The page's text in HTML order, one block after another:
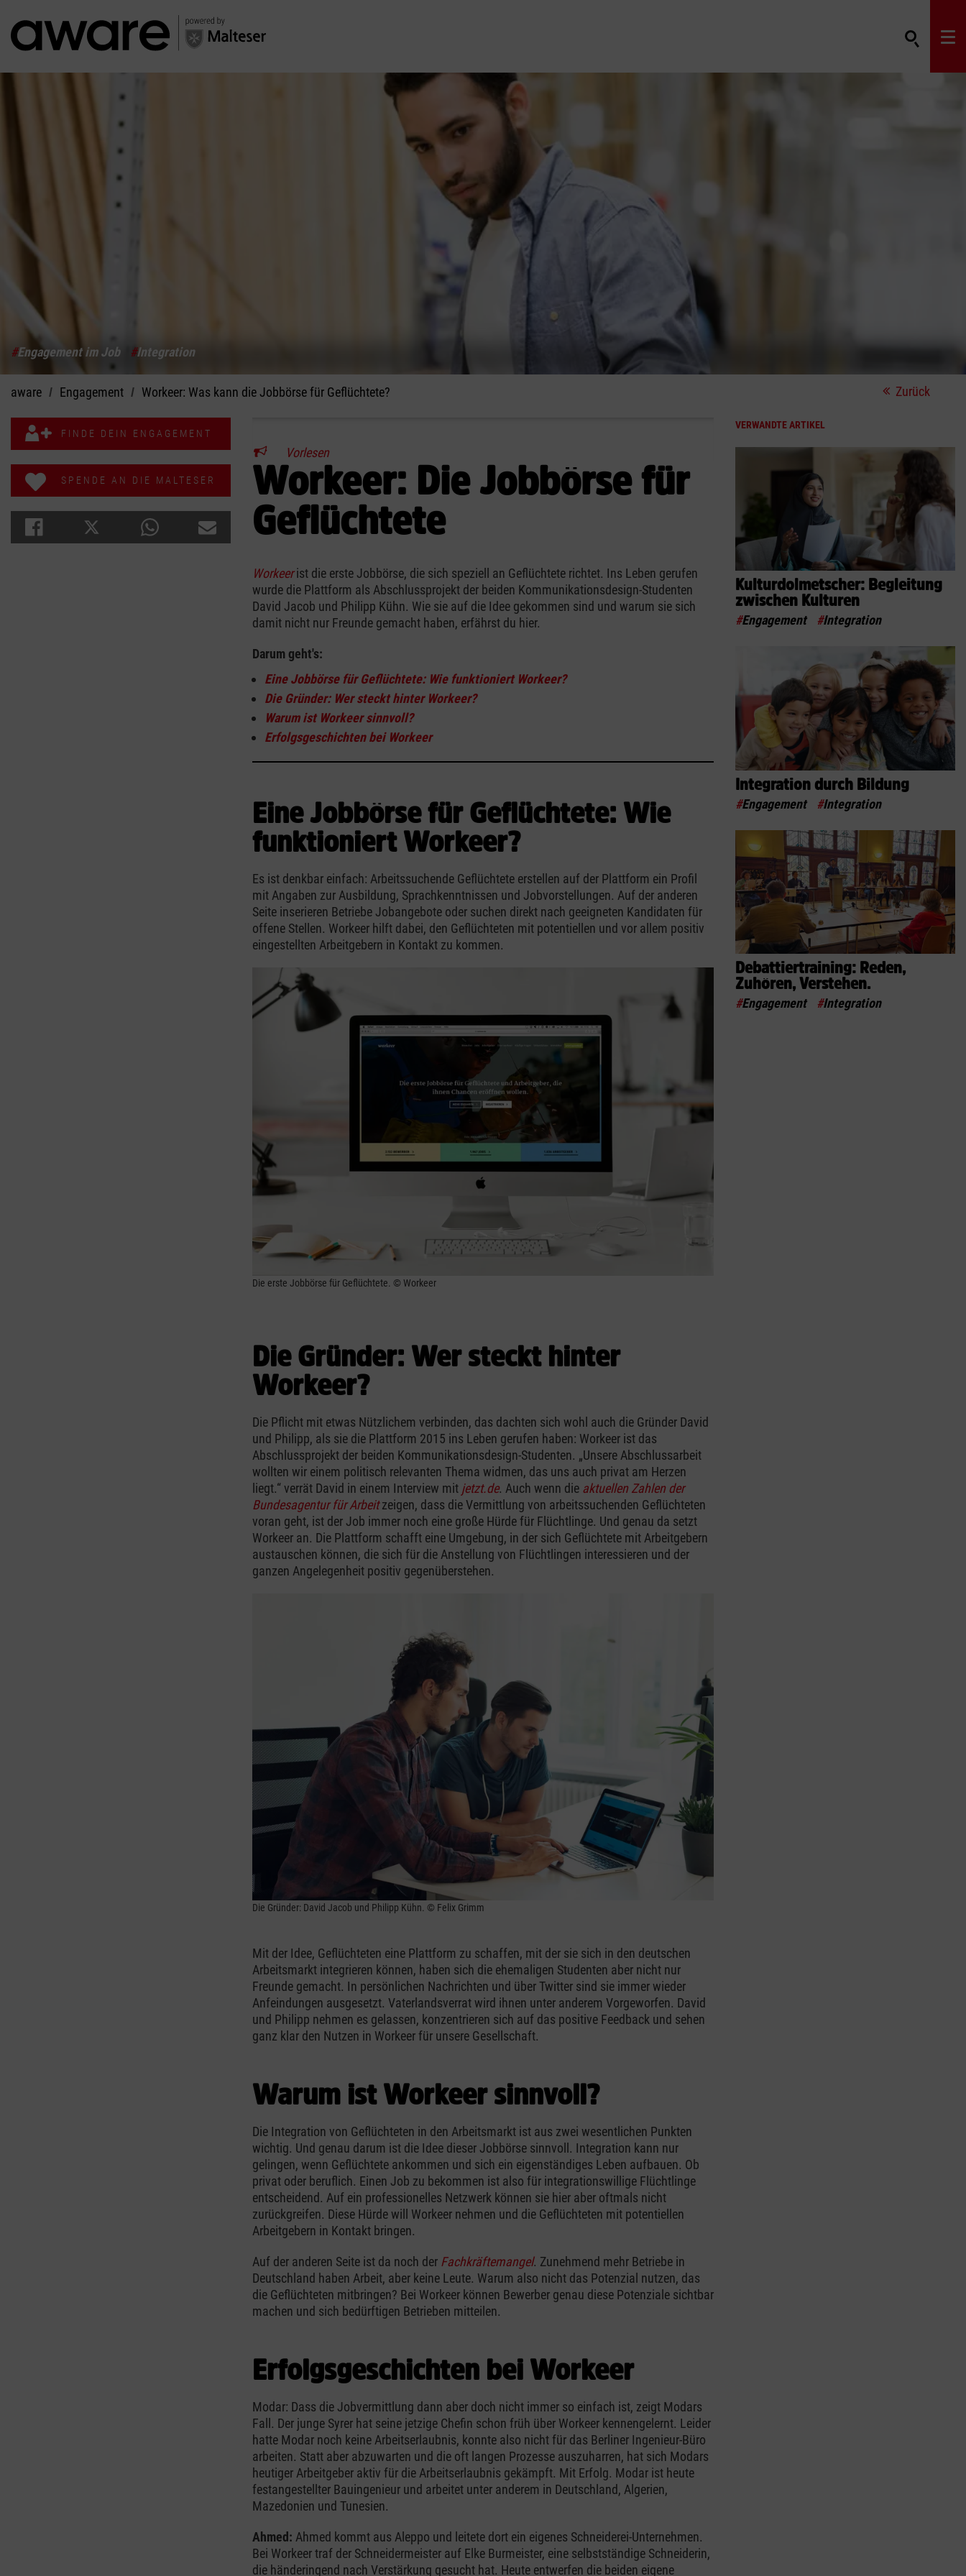
#Engagement im Job #Integration
aware Engagement Workeer: Was kann die Jobbörse für Geflüchtete? Zurück
FINDE DEIN ENGAGEMENT
SPENDE AN DIE MALTESER
Vorlesen
Workeer: Die Jobbörse für
Geflüchtete
Workeerist die erste Jobbörse, die sich speziell an Geflüchtete richtet. Ins Leben gerufen
wurde die Plattform als Abschlussprojekt der beiden Kommunikationsdesign-Studenten
David Jacob und Philipp Kühn. Wie sie auf die Idee gekommen sind und warum sie sich
damit nicht nur Freunde gemacht haben, erfährst du hier.
Darum geht's:
Eine Jobbörse für Geflüchtete: Wie funktioniert Workeer?
Die Gründer: Wer steckt hinter Workeer?
Warum ist Workeer sinnvoll?
Erfolgsgeschichten bei Workeer
Eine Jobbörse für Geflüchtete: Wie
funktioniert Workeer?
Es ist denkbar einfach: Arbeitssuchende Geflüchtete erstellen auf der Plattform ein Profil
mit Angaben zur Ausbildung, Sprachkenntnissen und Jobvorstellungen. Auf der anderen
Seite inserieren Betriebe Jobangebote oder suchen direkt nach geeigneten Kandidaten für
offene Stellen. Workeer hilft dabei, den Geflüchteten mit potentiellen und vor allem positiv
eingestellten Arbeitgebern in Kontakt zu kommen.
Die erste Jobbörse für Geflüchtete. © Workeer
Die Gründer: Wer steckt hinter
Workeer?
Die Pflicht mit etwas Nützlichem verbinden, das dachten sich wohl auch die Gründer David
und Philipp, als sie die Plattform 2015 ins Leben gerufen haben: Workeer ist das
Abschlussprojekt der beiden Kommunikationsdesign-Studenten. „Unsere Abschlussarbeit
wollten wir einem politisch relevanten Thema widmen, das uns auch privat am Herzen
liegt.“ verrät David in einem Interview mit jetzt.de. Auch wenn die aktuellen Zahlen der
Bundesagentur für Arbeit zeigen, dass die Vermittlung von arbeitssuchenden Geflüchteten
voran geht, ist der Job immer noch eine große Hürde für Flüchtlinge. Und genau da setzt
Workeer an. Die Plattform schafft eine Umgebung, in der sich Geflüchtete mit Arbeitgebern
austauschen können, die sich für die Anstellung von Flüchtlingen interessieren und der
ganzen Angelegenheit positiv gegenüberstehen.
Die Gründer: David Jacob und Philipp Kühn. © Felix Grimm
Mit der Idee, Geflüchteten eine Plattform zu schaffen, mit der sie sich in den deutschen
Arbeitsmarkt integrieren können, haben sich die ehemaligen Studenten aber nicht nur
Freunde gemacht. In persönlichen Nachrichten und über Twitter sind sie immer wieder
Anfeindungen ausgesetzt. Vaterlandsverrat wird ihnen unter anderem Vorgeworfen. David
und Philipp nehmen es gelassen, konzentrieren sich auf das positive Feedback und sehen
ganz klar den Nutzen in Workeer für unsere Gesellschaft.
Warum ist Workeer sinnvoll?
Die Integration von Geflüchteten in den Arbeitsmarkt ist aus zwei wesentlichen Punkten
wichtig. Und genau darum ist die Idee dieser Jobbörse sinnvoll. Integration kann nur
gelingen, wenn Geflüchtete ankommen und sich ein eigenständiges Leben aufbauen. Ob
privat oder beruflich. Einen Job zu bekommen ist also für integrationswillige Flüchtlinge
entscheidend. Auf ein professionelles Netzwerk können sie hier aber oftmals nicht
zurückgreifen. Diese Hürde will Workeer nehmen und die Geflüchteten mit potentiellen
Arbeitgebern in Kontakt bringen.
Auf der anderen Seite ist da noch der Fachkräftemangel. Zunehmend mehr Betriebe in
Deutschland haben Arbeit, aber keine Leute. Warum also nicht das Potenzial nutzen, das
die Geflüchteten mitbringen? Bei Workeer können Bewerber genau diese Potenziale sichtbar
machen und sich bedürftigen Betrieben mitteilen.
Erfolgsgeschichten bei Workeer
Modar: Dass die Jobvermittlung dann aber doch nicht immer so einfach ist, zeigt Modars
Fall. Der junge Syrer hat seine jetzige Chefin schon früh über Workeer kennengelernt. Leider
hatte Modar noch keine Arbeitserlaubnis, konnte also nicht für das Berliner Ingenieur-Büro
arbeiten. Statt aber abzuwarten und die oft langen Prozesse auszuharren, hat sich Modars
heutiger Arbeitgeber aktiv für die Arbeitserlaubnis gekämpft. Mit Erfolg. Modar ist heute
festangestellter Bauingenieur und arbeitet unter anderem in Deutschland, Algerien,
Mazedonien und Tunesien.
Ahmed: Ahmed kommt aus Aleppo und leitete dort ein eigenes Schneiderei-Unternehmen.
Bei Workeer traf der Schneidermeister auf Elke Burmeister, eine selbstständige Schneiderin,
die händeringend nach Verstärkung gesucht hat. Heute entwerfen die beiden eigene
VERWANDTE ARTIKEL
Kulturdolmetscher: Begleitung
zwischen Kulturen
#Engagement #Integration
Integration durch Bildung
#Engagement #Integration
Debattiertraining: Reden,
Zuhören, Verstehen.
#Engagement #Integration